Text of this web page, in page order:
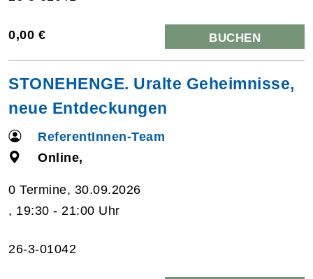
0,00 € BUCHEN
STONEHENGE. Uralte Geheimnisse,
neue Entdeckungen
ReferentInnen-Team
Online,
0 Termine, 30.09.2026
, 19:30 - 21:00 Uhr
26-3-01042